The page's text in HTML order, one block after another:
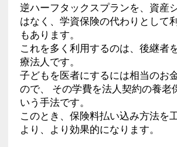
逆ハーフタックスプランを、資産
はなく、学資保険の代わりとして
もあります。
これを多く利用するのは、後継者
療法人です。
子どもを医者にするには相当のお
ので、 その学費を法人契約の養老
いう手法です。
このとき、保険料払い込み方法を
より、より効果的になります。